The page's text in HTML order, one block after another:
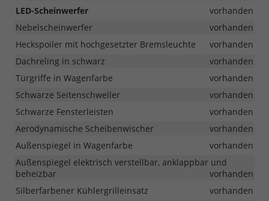
LED-Scheinwerfer
vorhanden
Nebelscheinwerfer
vorhanden
Heckspoiler mit hochgesetzter Bremsleuchte
vorhanden
Dachreling in schwarz
vorhanden
Türgriffe in Wagenfarbe
vorhanden
Schwarze Seitenschweller
vorhanden
Schwarze Fensterleisten
vorhanden
Aerodynamische Scheibenwischer
vorhanden
Außenspiegel in Wagenfarbe
vorhanden
Außenspiegel elektrisch verstellbar, anklappbar und
beheizbar
vorhanden
Silberfarbener Kühlergrilleinsatz
vorhanden